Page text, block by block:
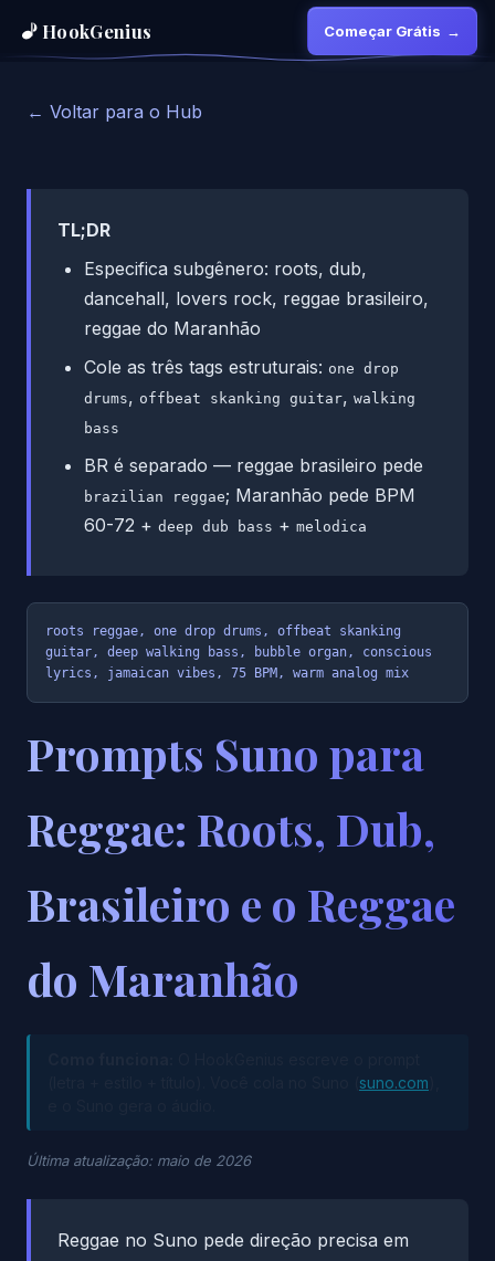
HookGenius Começar Grátis →
← Voltar para o Hub
TL;DR
Especifica subgênero: roots, dub,
dancehall, lovers rock, reggae brasileiro,
reggae do Maranhão
Cole as três tags estruturais: one drop
drums, offbeat skanking guitar, walking
bass
BR é separado — reggae brasileiro pede
brazilian reggae; Maranhão pede BPM
60-72 + deep dub bass + melodica
roots reggae, one drop drums, offbeat skanking
guitar, deep walking bass, bubble organ, conscious
lyrics, jamaican vibes, 75 BPM, warm analog mix
Prompts Suno para
Reggae: Roots, Dub,
Brasileiro e o Reggae
do Maranhão
suno.com
Última atualização: maio de 2026
Reggae no Suno pede direção precisa em